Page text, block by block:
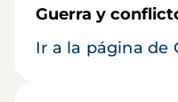
Guerra y
Ir a la página de